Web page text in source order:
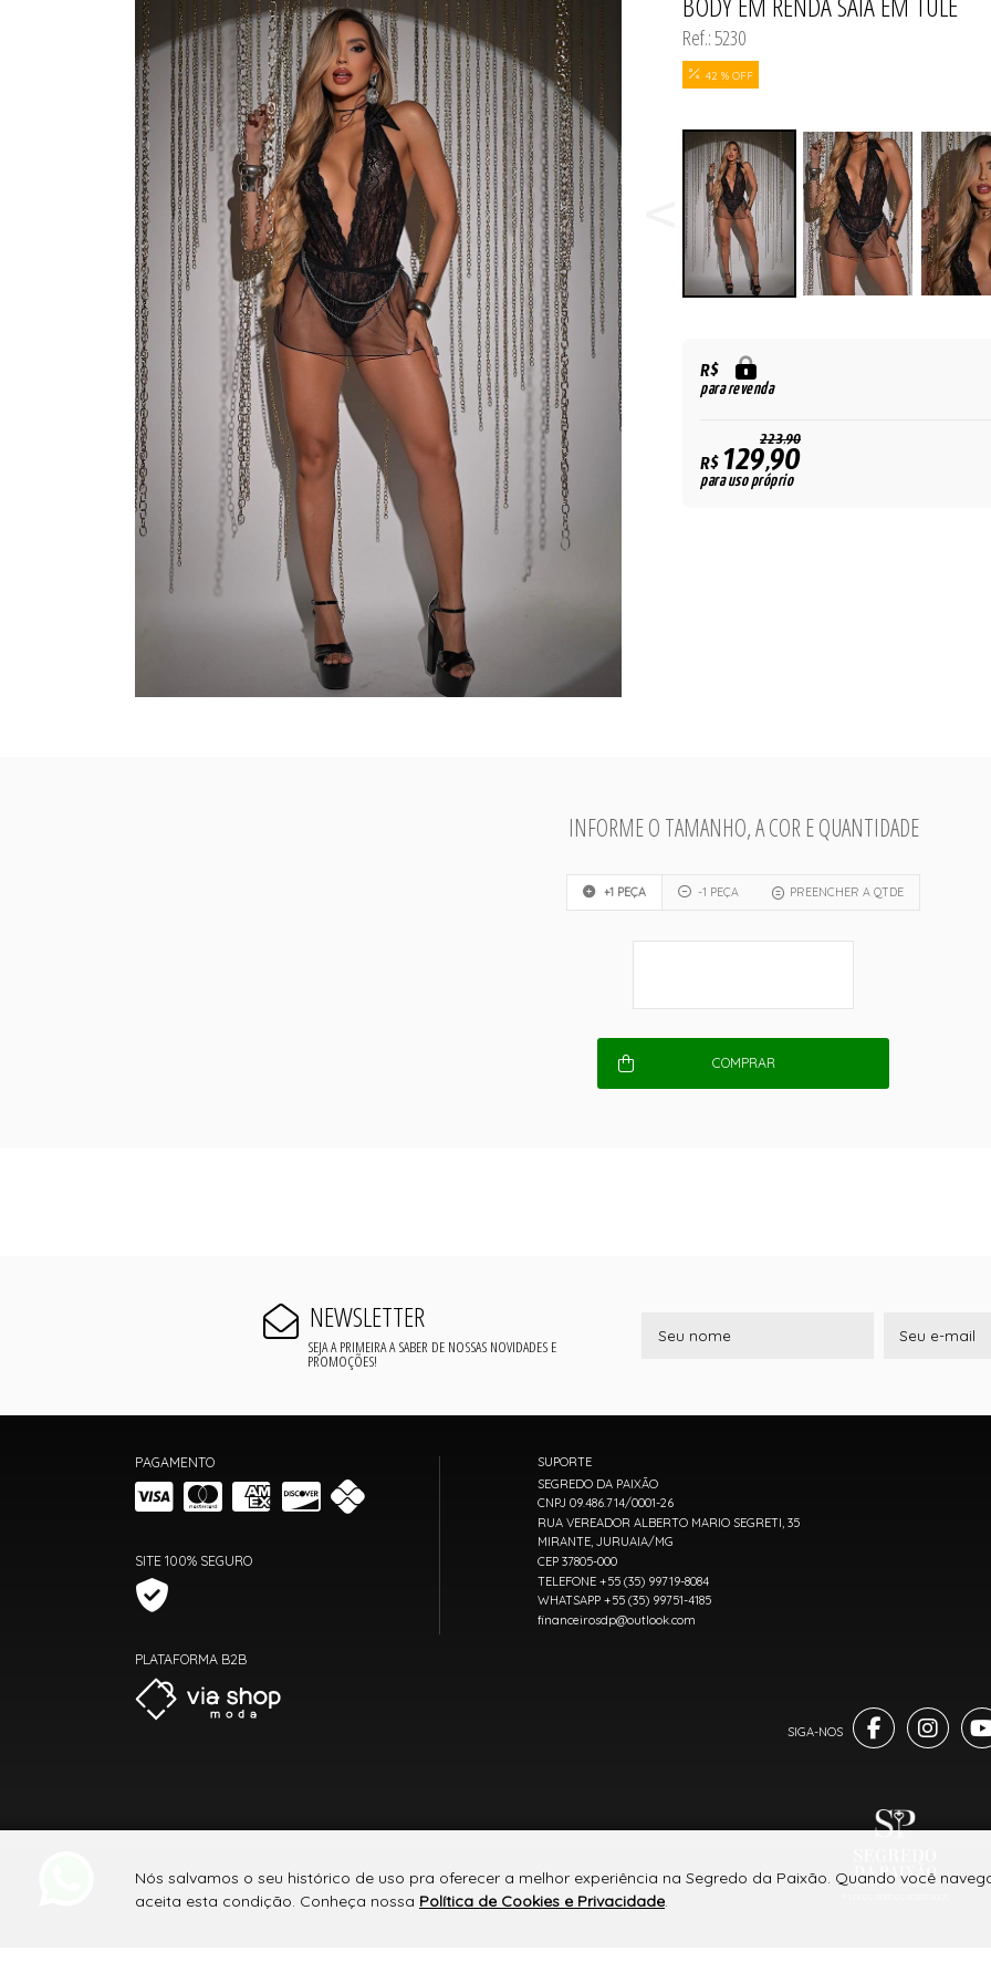
Ref.: 5230
42 % OFF
R$
para revenda
223,90
R$129,90
para uso próprio
INFORME O TAMANHO, A COR E QUANTIDADE
+1 PEÇA -1 PEÇA PREENCHER A QTDE
COMPRAR
NEWSLETTER
SEJA A PRIMEIRA A SABER DE NOSSAS NOVIDADES E
PROMOÇÕES!
PAGAMENTO
SITE 100% SEGURO
PLATAFORMA B2B
SUPORTE
SEGREDO DA PAIXÃO
CNPJ 09.486.714/0001-26
RUA VEREADOR ALBERTO MARIO SEGRETI, 35
MIRANTE, JURUAIA/MG
CEP 37805-000
TELEFONE +55 (35) 99719-8084
WHATSAPP +55 (35) 99751-4185
financeirosdp@outlook.com
Nós salvamos o seu histórico de uso pra oferecer a melhor experiência na Segredo da Paixão. Quando você
aceita esta condição. Conheça nossa Política de Cookies e Privacidade.